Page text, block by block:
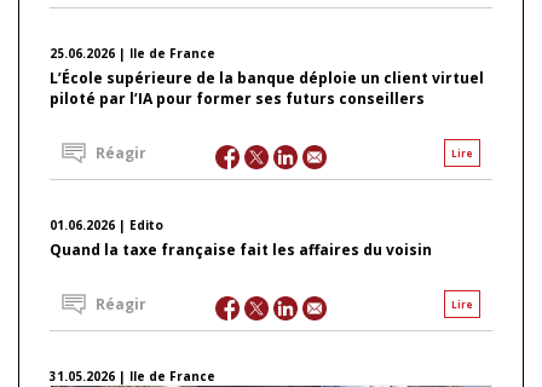
25.06.2026 | Ile de France
L’École supérieure de la banque déploie un client virtuel
piloté par l’IA pour former ses futurs conseillers
Lire
Réagir
01.06.2026 | Edito
Quand la taxe française fait les affaires du voisin
Lire
Réagir
31.05.2026 | Ile de France